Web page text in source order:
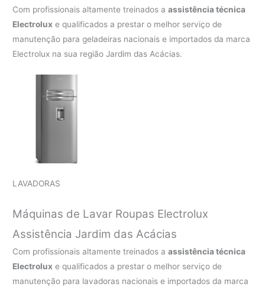
Com profissionais altamente treinados aassistência técnica
Electrolux e qualificados a prestar o melhor serviço de
manutenção para geladeiras nacionais e importados da marca
Electrolux na sua região Jardim das Acácias.
LAVADORAS
Máquinas de Lavar Roupas Electrolux
Assistência Jardim das Acácias
Com profissionais altamente treinados aassistência técnica
Electrolux e qualificados a prestar o melhor serviço de
manutenção para lavadoras nacionais e importados da marca